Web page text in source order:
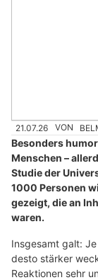
21.07.26 VON
Besonders
Menschen –
Studie der
1000 Personen
gezeigt, die an
waren.
Insgesamt galt:
desto stärker
Reaktionen sehr